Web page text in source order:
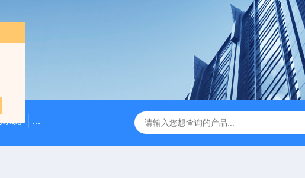
系统 JC-FZ5大气负氧离子监测站 JC-ZS07多参数污水在线检测仪